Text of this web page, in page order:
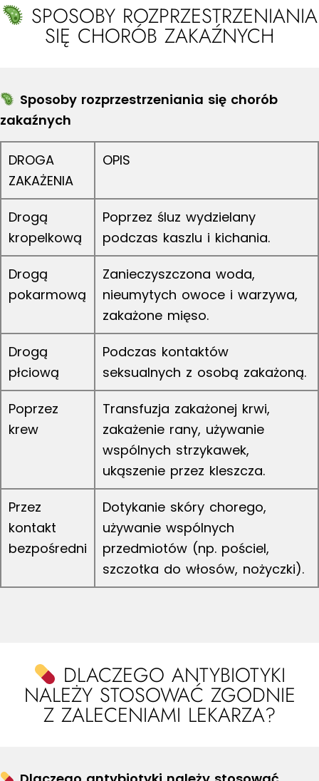
SPOSOBY ROZPRZESTRZENIANIA
SIĘ CHORÓB ZAKAŹNYCH
Sposoby rozprzestrzeniania się chorób
zakaźnych
DROGA
ZAKAŻENIA
OPIS
Drogą
kropelkową
Poprzez śluz wydzielany
podczas kaszlu i kichania.
Drogą
pokarmową
Zanieczyszczona woda,
nieumytych owoce i warzywa,
zakażone mięso.
Drogą
płciową
Podczas kontaktów
seksualnych z osobą zakażoną.
Poprzez
krew
Transfuzja zakażonej krwi,
zakażenie rany, używanie
wspólnych strzykawek,
ukąszenie przez kleszcza.
Przez
kontakt
bezpośredni
Dotykanie skóry chorego,
używanie wspólnych
przedmiotów (np. pościel,
szczotka do włosów, nożyczki).
DLACZEGO ANTYBIOTYKI
NALEŻY STOSOWAĆ ZGODNIE
Z ZALECENIAMI LEKARZA?